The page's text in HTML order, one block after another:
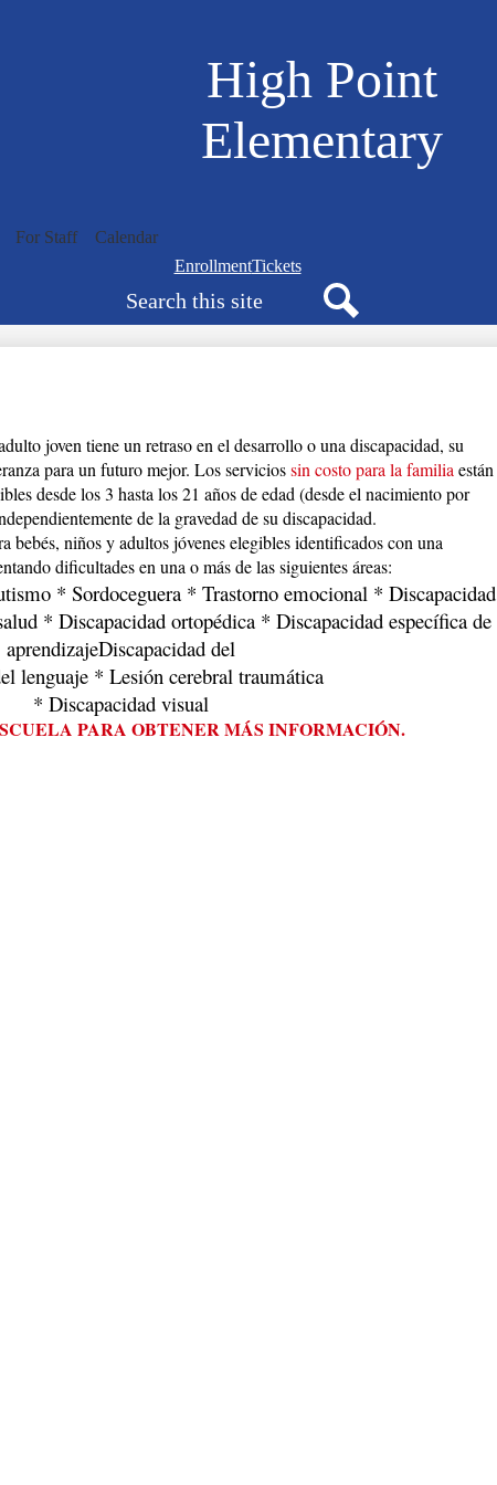
content
High Point
Elementary
For Staff
Calendar
Navigation
quicklinks
EnrollmentTickets
joven tiene un retraso en el desarrollo o una discapacidad, su
para un futuro mejor. Los servicios sin costo para la familia están
desde los 3 hasta los 21 años de edad (desde el nacimiento por
de la gravedad de su discapacidad.
bebés, niños y adultos jóvenes elegibles identificados con una
dificultades en una o más de las siguientes áreas:
* Sordoceguera * Trastorno emocional * Discapacidad
* Discapacidad ortopédica * Discapacidad específica de
aprendizajeDiscapacidad del
lenguaje * Lesión cerebral traumática
* Discapacidad visual
PARA OBTENER MÁS INFORMACIÓN.